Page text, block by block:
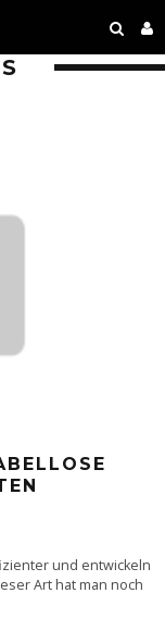
und entwickeln
Art hat man noch